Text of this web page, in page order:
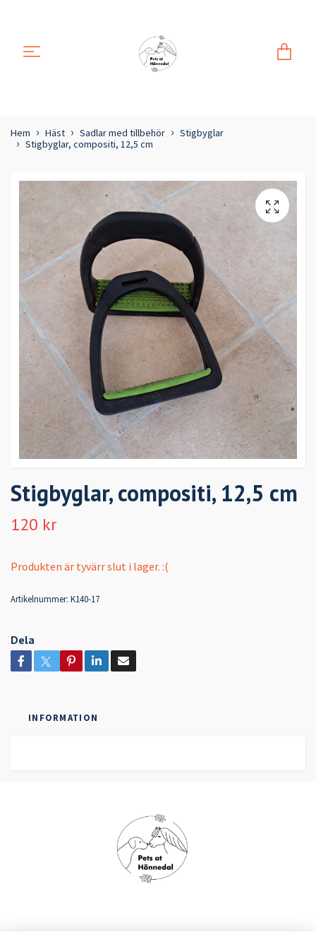
Hem Häst Sadlar med tillbehör
Stigbyglar
Stigbyglar, compositi, 12,5 cm
Stigbyglar, compositi, 12,5 cm
120 kr
Produkten är tyvärr slut i lager. :(
Artikelnummer: K140-17
Dela
INFORMATION